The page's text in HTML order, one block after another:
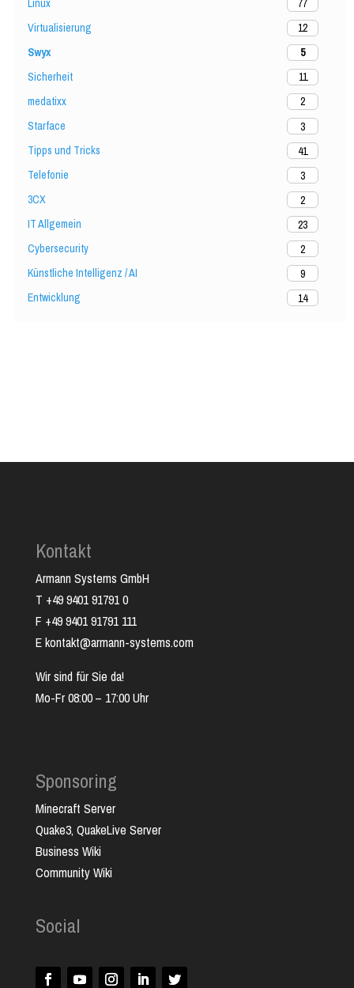
Linux
77
Virtualisierung
12
Swyx
5
Sicherheit
11
medatixx
2
Starface
3
Tipps und Tricks
41
Telefonie
3
3CX
2
IT Allgemein
23
Cybersecurity
2
Künstliche Intelligenz / AI
9
Entwicklung
14
Kontakt
Armann Systems GmbH
T +49 9401 91791 0
F +49 9401 91791 111
E kontakt@armann-systems.com
Wir sind für Sie da!
Mo-Fr 08:00 – 17:00 Uhr
Sponsoring
Minecraft Server
Quake3, QuakeLive Server
Business Wiki
Community Wiki
Social